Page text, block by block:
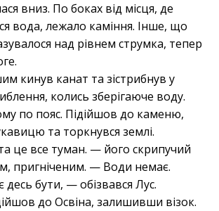
вниз. По боках від місця, де
вода, лежало каміння. Інше, що
над рівнем струмка, тепер
кинув канат та зістрибнув у
колись зберігаюче воду.
по пояс. Підійшов до каменю,
та торкнувся землі.
це все туман. — його скрипучий
пригніченим. — Води немає.
бути, — обізвався Лус.
до Освіна, залишивши візок.